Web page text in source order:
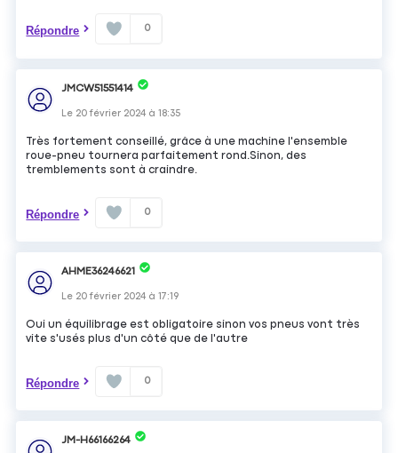
Répondre 0
JMCW51551414
Le 20 février 2024 à18:35
Très fortement conseillé, grâce à une machine l'ensemble
roue-pneu tournera parfaitement rond.Sinon, des
tremblements sont à craindre.
Répondre 0
AHME36246621
Le 20 février 2024 à17:19
Oui un équilibrage est obligatoire sinon vos pneus vont très
vite s'usés plus d'un côté que de l'autre
Répondre 0
JM-H66166264